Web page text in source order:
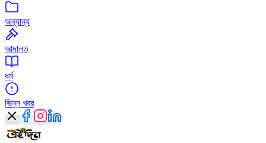
অন্যান্য
আদালত
ধর্ম
ভিন্ন খবর